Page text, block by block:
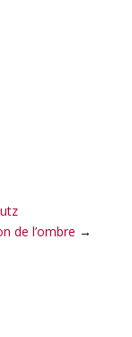
de l’ombre →